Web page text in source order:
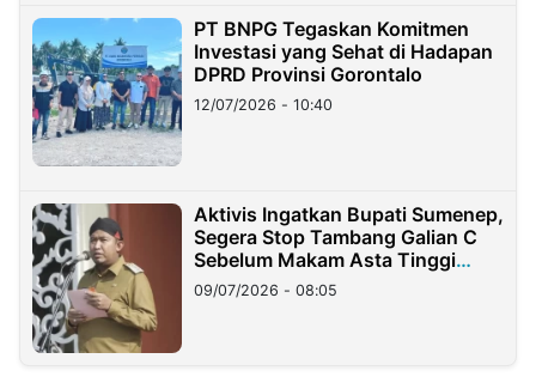
PT BNPG Tegaskan Komitmen
Investasi yang Sehat di Hadapan
DPRD Provinsi Gorontalo
12/07/2026 - 10:40
Aktivis Ingatkan Bupati Sumenep,
Segera Stop Tambang Galian C
Sebelum Makam Asta Tinggi
Longsor
09/07/2026 - 08:05